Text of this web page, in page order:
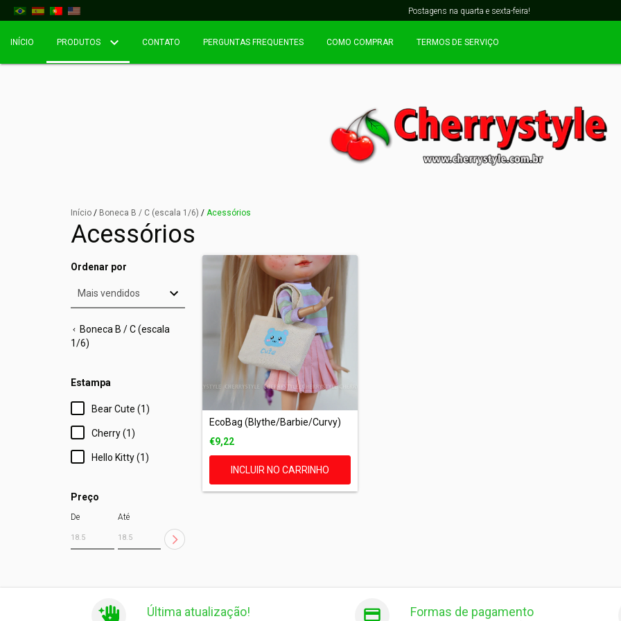
Postagens na quarta e sexta-feira!
INÍCIO PRODUTOS CONTATO PERGUNTAS FREQUENTES COMO COMPRAR TERMOS DE SERVIÇO
Início / Boneca B / C (escala 1/6) / Acessórios
Acessórios
Ordenar por
Boneca B / C (escala
1/6)
Estampa
Bear Cute (1)
Cherry (1)
Hello Kitty (1)
Preço
De Até
EcoBag (Blythe/Barbie/Curvy)
€9,22
INCLUIR NO CARRINHO
Última atualização! Formas de pagamento